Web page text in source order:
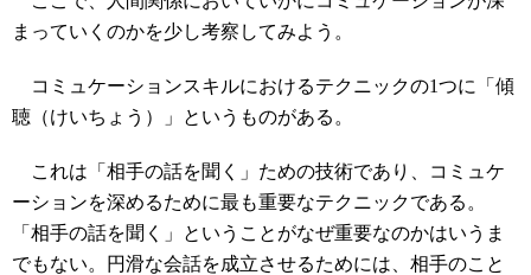
まっていくのかを少し考察してみよう。
コミュケーションスキルにおけるテクニックの1つに「傾
聴（けいちょう）」というものがある。
これは「相手の話を聞く」ための技術であり、コミュケ
ーションを深めるために最も重要なテクニックである。
「相手の話を聞く」ということがなぜ重要なのかはいうま
でもない。円滑な会話を成立させるためには、相手のこと